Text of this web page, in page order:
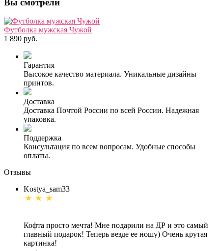
Футболка мужская Чужой
1 890 руб.
Гарантия
Высокое качество материала. Уникальные дизайны
принтов.
Доставка
Доставка Почтой России по всей России. Надежная
упаковка.
Поддержка
Консультация по всем вопросам. Удобные способы
оплаты.
Отзывы
Kostya_sam33
Кофта просто мечта! Мне подарили на ДР и это самый
главный подарок! Теперь везде ее ношу) Очень крутая
картинка!